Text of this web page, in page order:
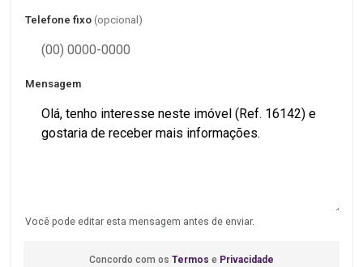
Telefone fixo (opcional)
Mensagem
Você pode editar esta mensagem antes de enviar.
Concordo com os Termos e Privacidade